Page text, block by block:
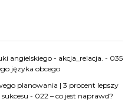
angielskiego - akcja_relacja. - 035
języka obcego
planowania | 3 procent lepszy
- 022 – co jest naprawd?